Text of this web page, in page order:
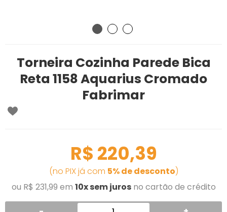
Torneira Cozinha Parede Bica
Reta 1158 Aquarius Cromado
Fabrimar
R$ 220,39
(no PIX já com 5% de desconto)
ou R$ 231,99 em 10x sem jurosno cartão de crédito